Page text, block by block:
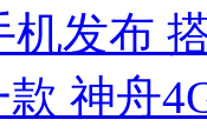
机发布
神舟